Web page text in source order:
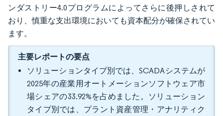
ンダストリー4.0プログラムによってさらに後押しされて
おり、慎重な支出環境においても資本配分が確保されてい
ます。
主要レポートの要点
ソリューションタイプ別では、SCADAシステムが
2025年の産業用オートメーションソフトウェア市
場シェアの33.92%を占めました。ソリューション
タイプ別では、プラント資産管理・アナリティク